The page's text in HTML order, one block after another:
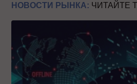
НОВОСТИ РЫНКА: ЧИТАЙТЕ